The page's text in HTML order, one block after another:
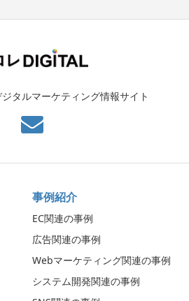
タルマーケティング情報サイト
事例紹介
EC関連の事例
広告関連の事例
Webマーケティング関連の事例
システム開発関連の事例